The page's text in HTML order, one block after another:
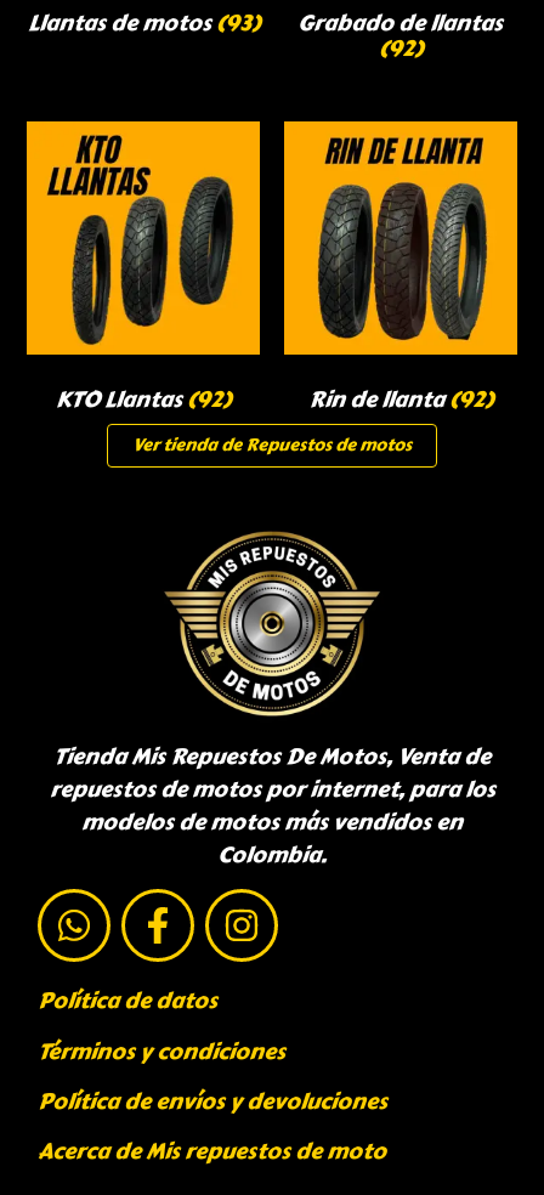
Llantas de motos(93) Grabado de llantas
(92)
KTO Llantas(92) Rin de llanta(92)
Ver tienda de Repuestos de motos
Tienda Mis Repuestos De Motos, Venta de
repuestos de motos por internet, para los
modelos de motos más vendidos en
Colombia.
Política de datos
Términos y condiciones
Política de envíos y devoluciones
Acerca de Mis repuestos de moto